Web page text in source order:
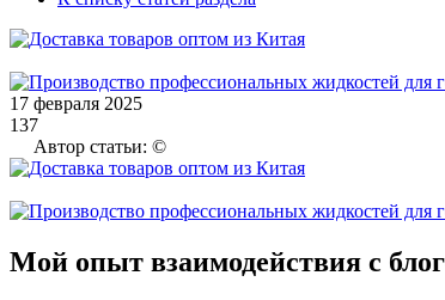
17 февраля 2025
137
Автор статьи: ©
Мой опыт взаимодействия с